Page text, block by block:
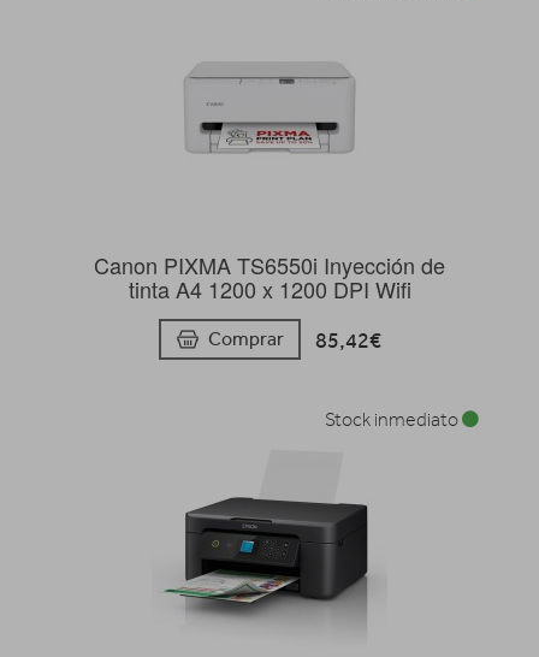
Canon PIXMA TS6550i Inyección de
tinta A4 1200 x 1200 DPI Wifi
Comprar 85,42€
Stock inmediato